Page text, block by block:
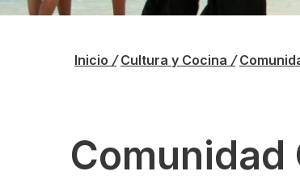
Inicio / Cultura y Cocina /
Comunidad